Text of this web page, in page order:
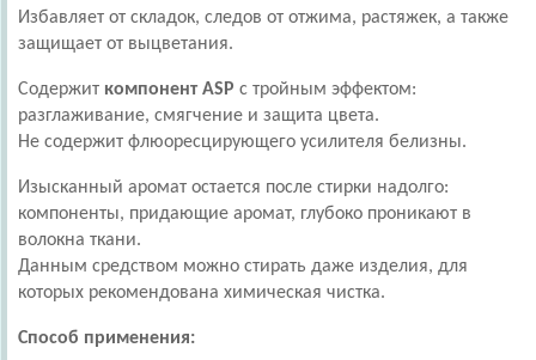
Избавляет от складок, следов от отжима, растяжек, а также
защищает от выцветания.
Содержит компонент ASP c тройным эффектом:
разглаживание, смягчение и защита цвета.
Не содержит флюоресцирующего усилителя белизны.
Изысканный аромат остается после стирки надолго:
компоненты, придающие аромат, глубоко проникают в
волокна ткани.
Данным средством можно стирать даже изделия, для
которых рекомендована химическая чистка.
Способ применения: